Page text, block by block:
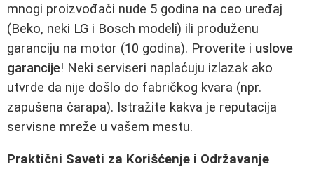
mnogi proizvođači nude 5 godina na ceo uređaj
(Beko, neki LG i Bosch modeli) ili produženu
garanciju na motor (10 godina). Proverite i uslove
garancije! Neki serviseri naplaćuju izlazak ako
utvrde da nije došlo do fabričkog kvara (npr.
zapušena čarapa). Istražite kakva je reputacija
servisne mreže u vašem mestu.
Praktični Saveti za Korišćenje i Održavanje